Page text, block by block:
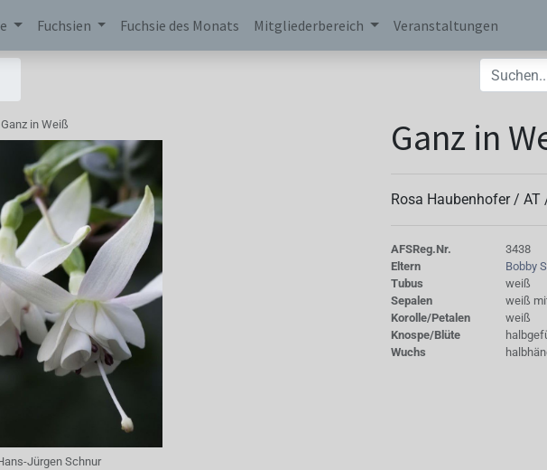
Fuchsien Fuchsie des Monats Mitgliederbereich Veranstaltungen
Ganz in Weiß
Jürgen Schnur
Ganz in
Rosa Haubenhofer / AT
AFSReg.Nr.
3438
Eltern
Bobby
Tubus
weiß
Sepalen
weiß
Korolle/Petalen
weiß
Knospe/Blüte
Wuchs